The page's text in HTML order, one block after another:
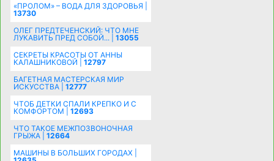
«ПРОЛОМ» – ВОДА ДЛЯ ЗДОРОВЬЯ |
13730
ОЛЕГ ПРЕДТЕЧЕНСКИЙ: ЧТО МНЕ
ЛУКАВИТЬ ПРЕД СОБОЙ... | 13055
СЕКРЕТЫ КРАСОТЫ ОТ АННЫ
КАЛАШНИКОВОЙ | 12797
БАГЕТНАЯ МАСТЕРСКАЯ МИР
ИСКУССТВА | 12777
ЧТОБ ДЕТКИ СПАЛИ КРЕПКО И С
КОМФОРТОМ | 12693
ЧТО ТАКОЕ МЕЖПОЗВОНОЧНАЯ
ГРЫЖА | 12664
МАШИНЫ В БОЛЬШИХ ГОРОДАХ |